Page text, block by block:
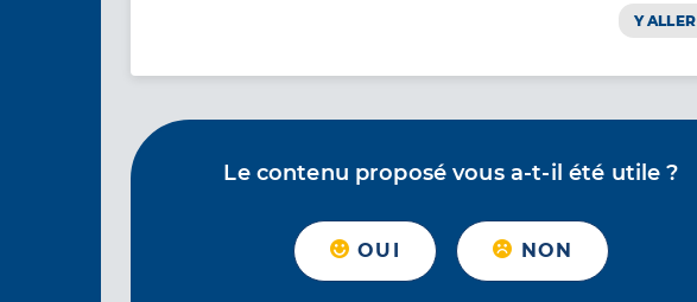
Y ALLER
Le contenu proposé vous a-t-il été utile ?
OUI NON